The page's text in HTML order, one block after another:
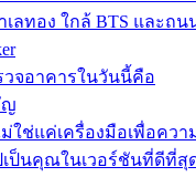
ลทอง ใกล้ BTS และถ
วจอาคารในวันนี้คือ
ญ
ใช่แค่เครื่องมือเพื่อควา
ป็นคุณในเวอร์ชันที่ดีที่สุ